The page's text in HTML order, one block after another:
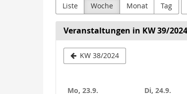
Liste Woche Monat Tag
Veranstaltungen in KW 39/2024
KW 38/2024
Mo, 23.9. Di, 24.9.